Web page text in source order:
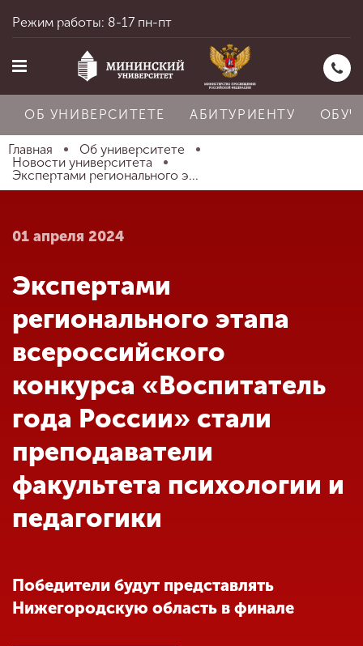
Главная
Абитуриенту
Обучение
Наука
Международная
деятельность
Режим работы: 8-17 пн-пт
ОБ УНИВЕРСИТЕТЕ АБИТУРИЕНТУ
Главная
Об университете
Новости университета
Экспертами регионального э...
01 апреля 2024
Экспертами
регионального этапа
всероссийского
конкурса «Воспитатель
года России» стали
преподаватели
факультета психологии и
педагогики
Победители будут представлять
Нижегородскую область в финале